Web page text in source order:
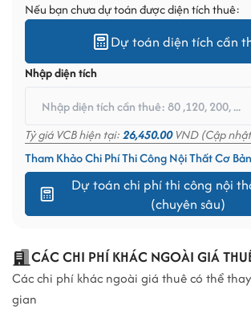
Nếu bạn chưa dự toán được diện tích thuê:
Dự toán diện tích cần
Nhập diện tích
Tỷ giá VCB hiện tại:26,450.00VND (Cập
Tham Khảo Chi Phí Thi Công Nội Thất Cơ Bản
Dự toán chi phí thi công nội
(chuyên sâu)
CÁC CHI PHÍ KHÁC NGOÀI GIÁ
Các chi phí khác ngoài giá thuê có thể
gian